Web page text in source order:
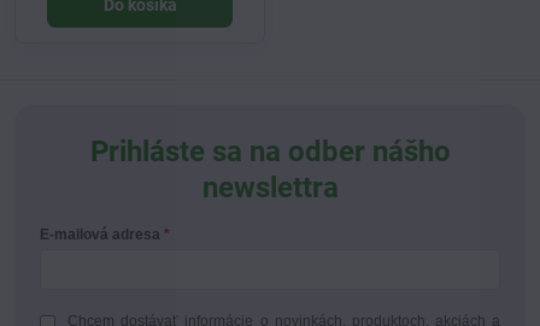
Do košíka
Prihláste sa na odber nášho
newslettra
E-mailová adresa
Chcem dostávať informácie o novinkách, produktoch, akciách a